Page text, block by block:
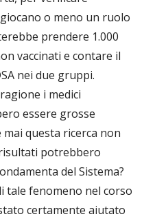
o meno un ruolo
prendere 1.000
vaccinati e contare il
nei due gruppi.
i medici
essere grosse
mai questa ricerca non
potrebbero
del Sistema?
tale fenomeno nel corso
certamente aiutato